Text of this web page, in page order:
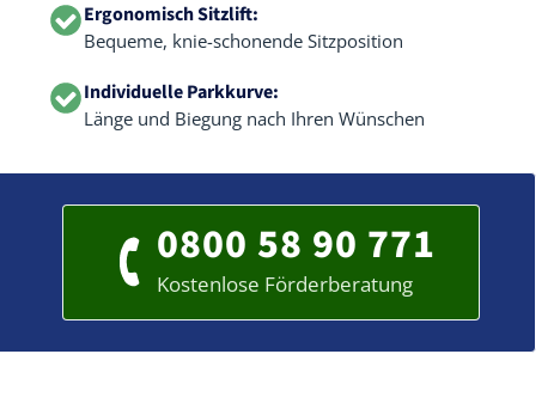
Ergonomisch Sitzlift:
Bequeme, knie-schonende Sitzposition
Individuelle Parkkurve:
Länge und Biegung nach Ihren Wünschen
0800 58 90 771
Kostenlose Förderberatung